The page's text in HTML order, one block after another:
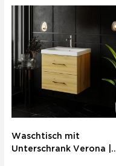
rundes 2er Set.
Waschtisch mit
Unterschrank Verona |